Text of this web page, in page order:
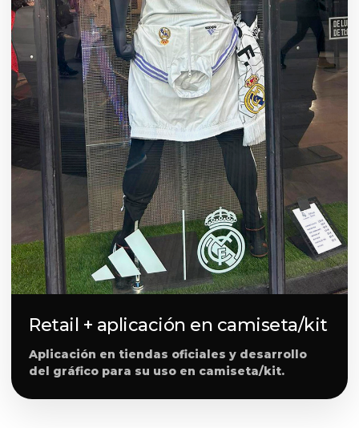
Retail + aplicación en camiseta/kit
Aplicación en tiendas oficiales y desarrollo
del gráfico para su uso en camiseta/kit.